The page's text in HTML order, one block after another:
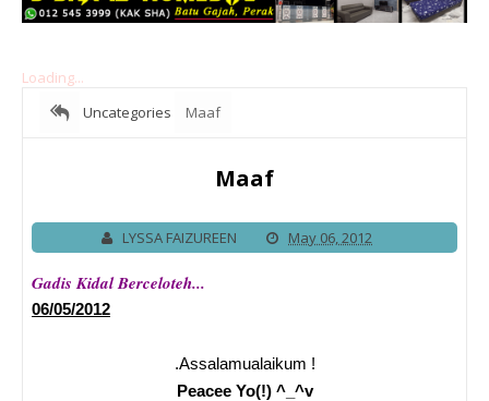
Loading...
Uncategories
Maaf
Maaf
LYSSA FAIZUREEN May 06, 2012
Gadis Kidal Berceloteh...
06/05/2012
.Assalamualaikum !
Peacee Yo(!) ^_^v